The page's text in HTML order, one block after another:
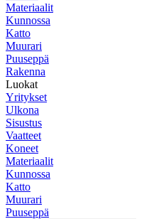
Materiaalit
Kunnossa
Katto
Muurari
Puuseppä
Rakenna
Luokat
Yritykset
Ulkona
Sisustus
Vaatteet
Koneet
Materiaalit
Kunnossa
Katto
Muurari
Puuseppä